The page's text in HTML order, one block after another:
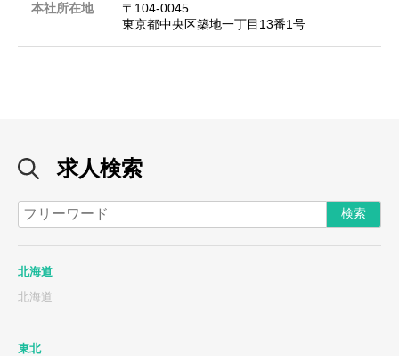
本社所在地
〒104‐0045
東京都中央区築地一丁目13番1号
求人検索
北海道
北海道
東北